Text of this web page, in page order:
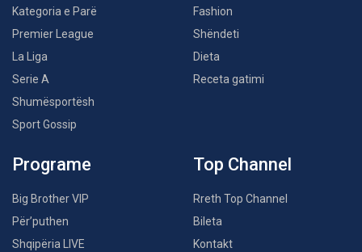
Kategoria e Parë
Premier League
La Liga
Serie A
Shumësportësh
Sport Gossip
Fashion
Shëndeti
Dieta
Receta gatimi
Programe
Big Brother VIP
Për’puthen
Shqipëria LIVE
Top Channel
Rreth Top Channel
Bileta
Kontakt